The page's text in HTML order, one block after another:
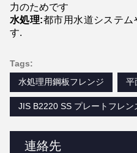
連絡先
力のためです
水処理:都市用水道システム
す.
Tags:
水処理用鋼板フレンジ
平
JIS B2220 SS プレートフレン